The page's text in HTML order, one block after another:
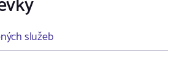
služeb